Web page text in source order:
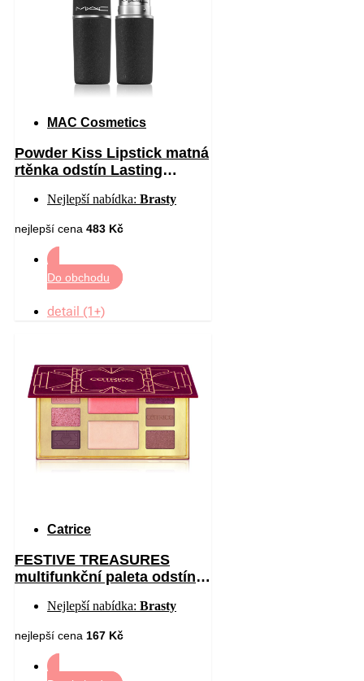
MAC Cosmetics
Powder Kiss Lipstick matná
rtěnka odstín Lasting
Nejlepší nabídka: Brasty
nejlepší cena 483 Kč
Do obchodu
detail (1+)
Catrice
FESTIVE TREASURES
multifunkční paleta odstín
Nejlepší nabídka: Brasty
nejlepší cena 167 Kč